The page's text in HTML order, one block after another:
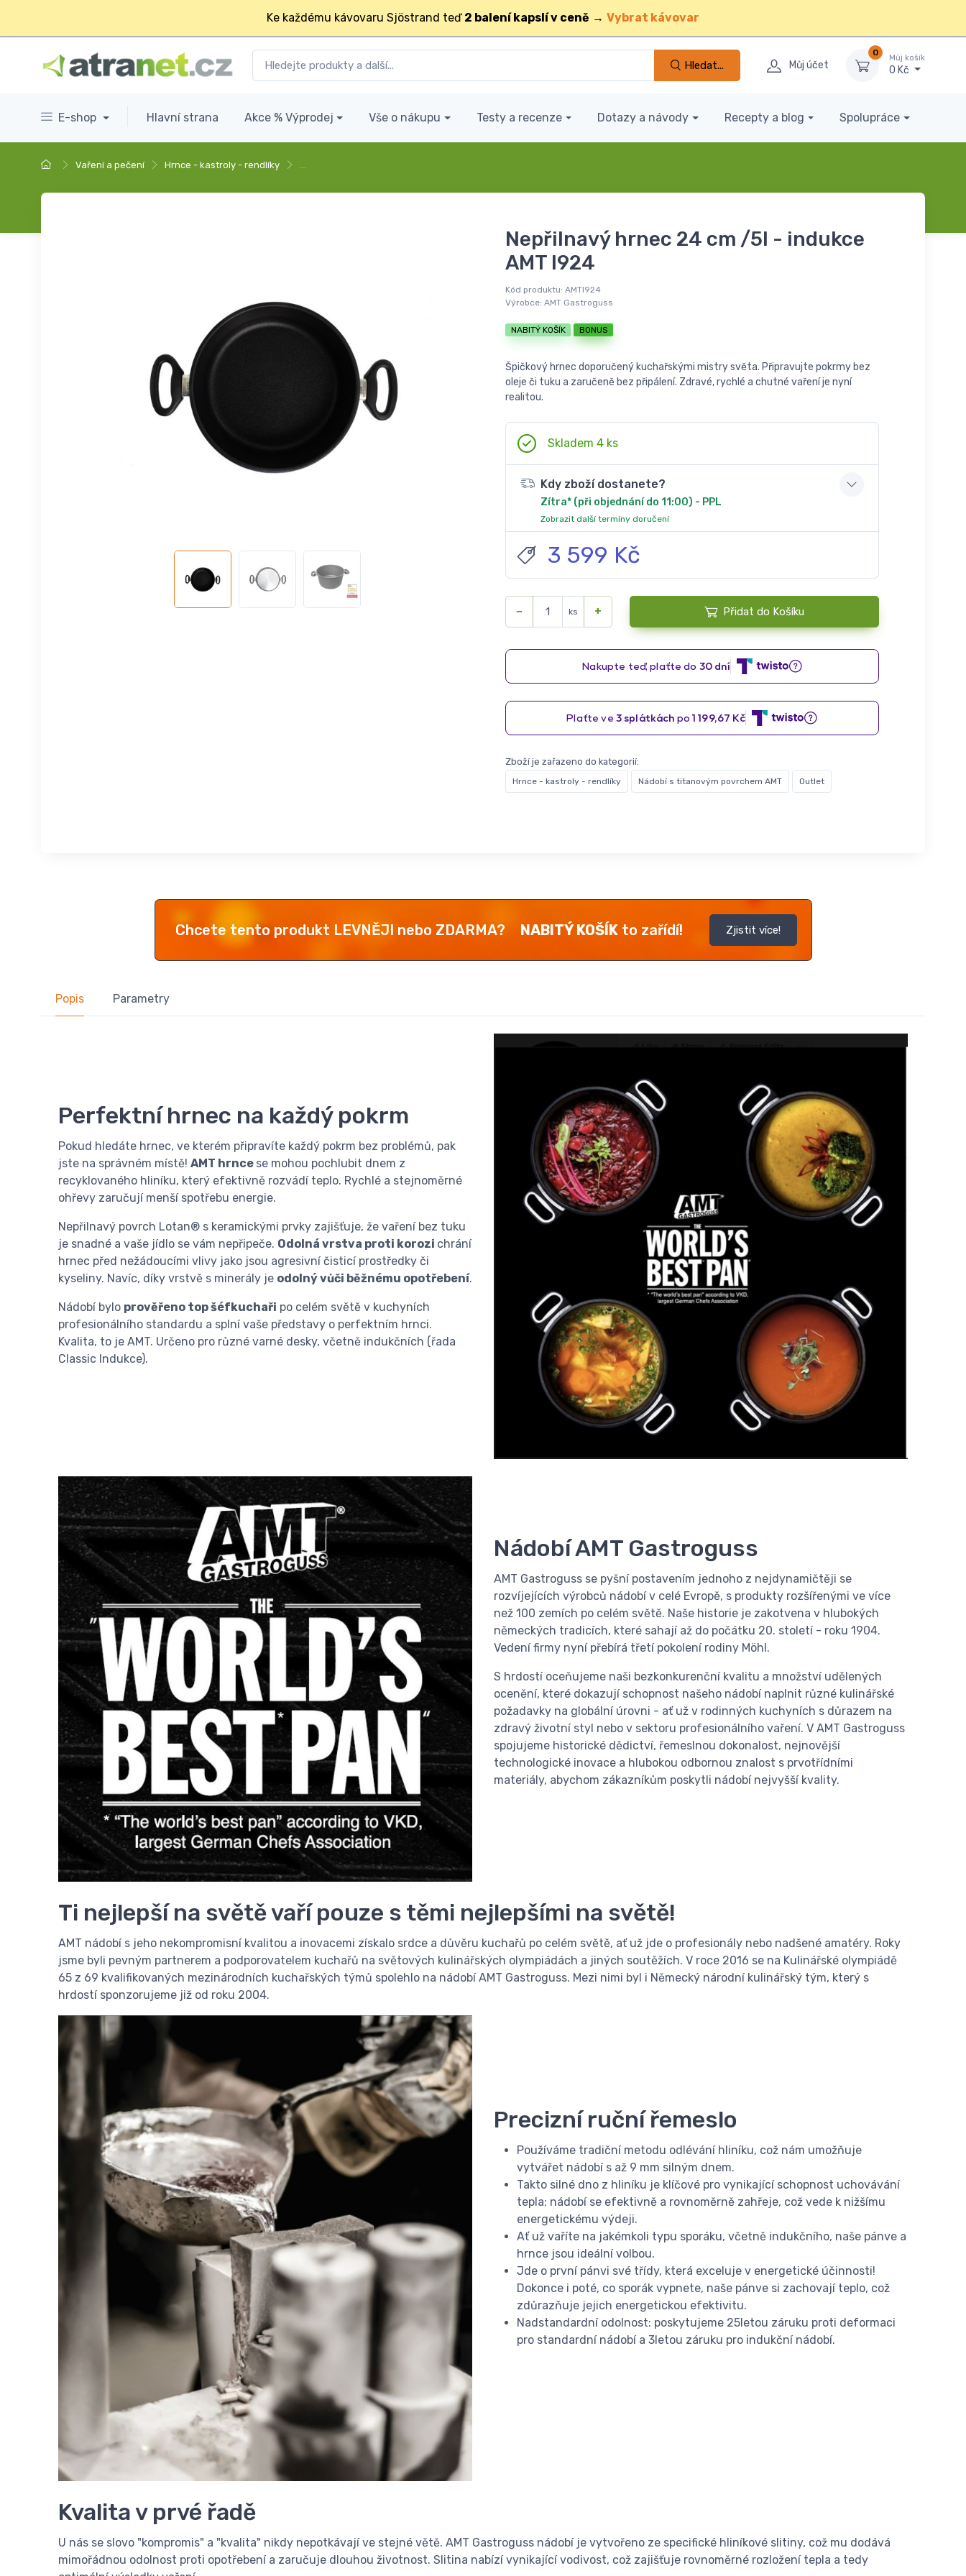
Ke každému kávovaru Sjöstrand teď 2 balení kapslí v ceně → Vybrat kávovar
Hledat... Můj účet
0
Můj košík
0 Kč
E-shop Hlavní strana Akce % Výprodej Vše o nákupu Testy a recenze Dotazy a návody Recepty a blog Spolupráce
Vaření a pečení Hrnce - kastroly - rendlíky
Nepřilnavý hrnec 24 cm /5l - indukce
AMT I924
Kód produktu: AMTI924
Výrobce: AMT Gastroguss
NABITÝ KOŠÍK BONUS
Špičkový hrnec doporučený kuchařskými mistry světa. Připravujte pokrmy bez
oleje či tuku a zaručeně bez připálení. Zdravé, rychlé a chutné vaření je nyní
realitou.
Skladem 4 ks
Kdy zboží dostanete?
Zítra* (při objednání do 11:00) - PPL
Zobrazit další termíny doručení
3 599 Kč
− ks + Přidat do Košíku
Zboží je zařazeno do kategorií:
Hrnce - kastroly - rendlíky Nádobí s titanovým povrchem AMT Outlet
Chcete tento produkt LEVNĚJI nebo ZDARMA? NABITÝ KOŠÍKto zařídí! Zjistit více!
Popis Parametry
Perfektní hrnec na každý pokrm
Pokud hledáte hrnec, ve kterém připravíte každý pokrm bez problémů, pak
jste na správném místě! AMT hrnce se mohou pochlubit dnem z
recyklovaného hliníku, který efektivně rozvádí teplo. Rychlé a stejnoměrné
ohřevy zaručují menší spotřebu energie.
Nepřilnavý povrch Lotan® s keramickými prvky zajišťuje, že vaření bez tuku
je snadné a vaše jídlo se vám nepřipeče. Odolná vrstva proti korozi chrání
hrnec před nežádoucími vlivy jako jsou agresivní čisticí prostředky či
kyseliny. Navíc, díky vrstvě s minerály je odolný vůči běžnému opotřebení.
Nádobí bylo prověřeno top šéfkuchaři po celém světě v kuchyních
profesionálního standardu a splní vaše představy o perfektním hrnci.
Kvalita, to je AMT. Určeno pro různé varné desky, včetně indukčních (řada
Classic Indukce).
Nádobí AMT Gastroguss
AMT Gastroguss se pyšní postavením jednoho z nejdynamičtěji se
rozvíjejících výrobců nádobí v celé Evropě, s produkty rozšířenými ve více
než 100 zemích po celém světě. Naše historie je zakotvena v hlubokých
německých tradicích, které sahají až do počátku 20. století - roku 1904.
Vedení firmy nyní přebírá třetí pokolení rodiny Möhl.
S hrdostí oceňujeme naši bezkonkurenční kvalitu a množství udělených
ocenění, které dokazují schopnost našeho nádobí naplnit různé kulinářské
požadavky na globální úrovni - ať už v rodinných kuchyních s důrazem na
zdravý životní styl nebo v sektoru profesionálního vaření. V AMT Gastroguss
spojujeme historické dědictví, řemeslnou dokonalost, nejnovější
technologické inovace a hlubokou odbornou znalost s prvotřídními
materiály, abychom zákazníkům poskytli nádobí nejvyšší kvality.
Ti nejlepší na světě vaří pouze s těmi nejlepšími na světě!
AMT nádobí s jeho nekompromisní kvalitou a inovacemi získalo srdce a důvěru kuchařů po celém světě, ať už jde o profesionály nebo nadšené amatéry. Roky
jsme byli pevným partnerem a podporovatelem kuchařů na světových kulinářských olympiádách a jiných soutěžích. V roce 2016 se na Kulinářské olympiádě
65 z 69 kvalifikovaných mezinárodních kuchařských týmů spolehlo na nádobí AMT Gastroguss. Mezi nimi byl i Německý národní kulinářský tým, který s
hrdostí sponzorujeme již od roku 2004.
Precizní ruční řemeslo
Používáme tradiční metodu odlévání hliníku, což nám umožňuje
vytvářet nádobí s až 9 mm silným dnem.
Takto silné dno z hliníku je klíčové pro vynikající schopnost uchovávání
tepla: nádobí se efektivně a rovnoměrně zahřeje, což vede k nižšímu
energetickému výdeji.
Ať už vaříte na jakémkoli typu sporáku, včetně indukčního, naše pánve a
hrnce jsou ideální volbou.
Jde o první pánvi své třídy, která exceluje v energetické účinnosti!
Dokonce i poté, co sporák vypnete, naše pánve si zachovají teplo, což
zdůrazňuje jejich energetickou efektivitu.
Nadstandardní odolnost: poskytujeme 25letou záruku proti deformaci
pro standardní nádobí a 3letou záruku pro indukční nádobí.
Kvalita v prvé řadě
U nás se slovo "kompromis" a "kvalita" nikdy nepotkávají ve stejné větě. AMT Gastroguss nádobí je vytvořeno ze specifické hliníkové slitiny, což mu dodává
mimořádnou odolnost proti opotřebení a zaručuje dlouhou životnost. Slitina nabízí vynikající vodivost, což zajišťuje rovnoměrné rozložení tepla a tedy